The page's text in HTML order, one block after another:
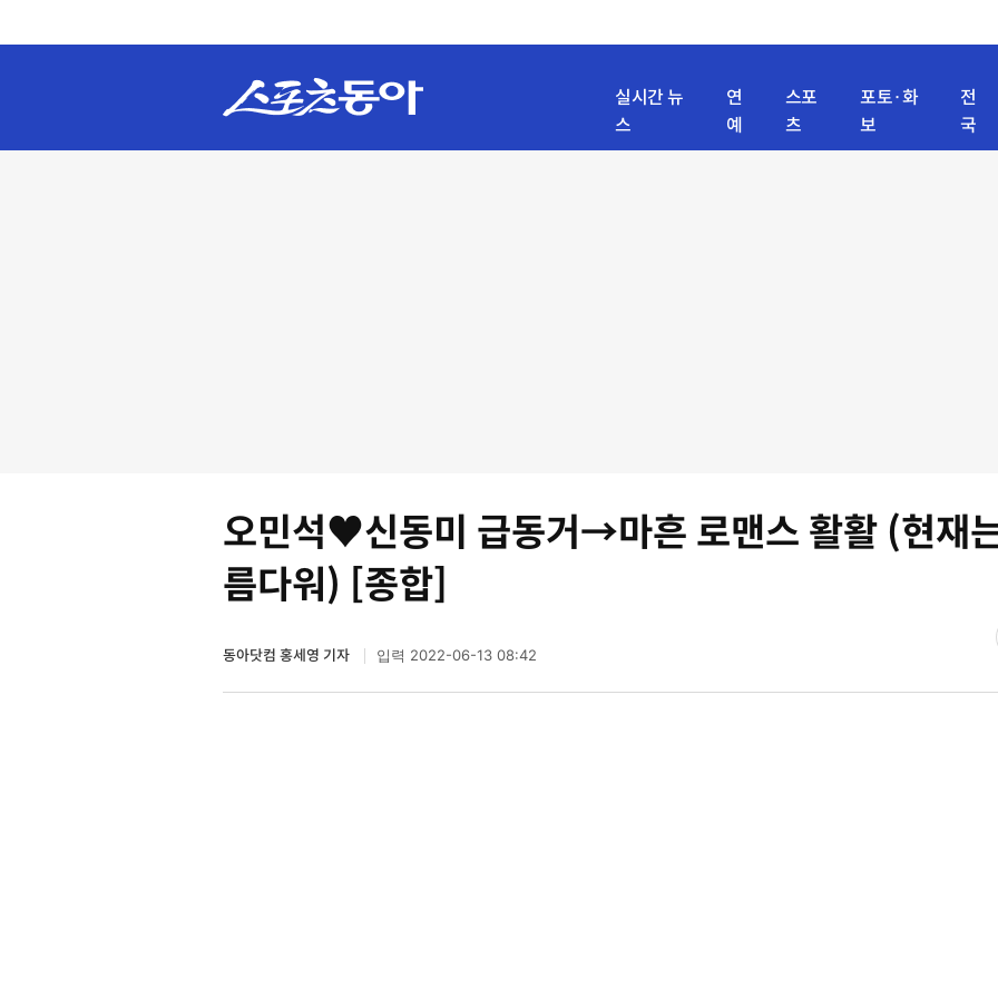
실시간 뉴
스
연
예
스포
츠
포토·화
보
전
국
오민석♥신동미 급동거→마흔 로맨스 활활 (현재
름다워) [종합]
동아닷컴 홍세영 기자 입력 2022-06-13 08:42